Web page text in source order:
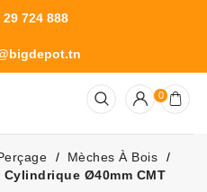
29 724 888
0
Mèches À Bois
Ø40mm CMT